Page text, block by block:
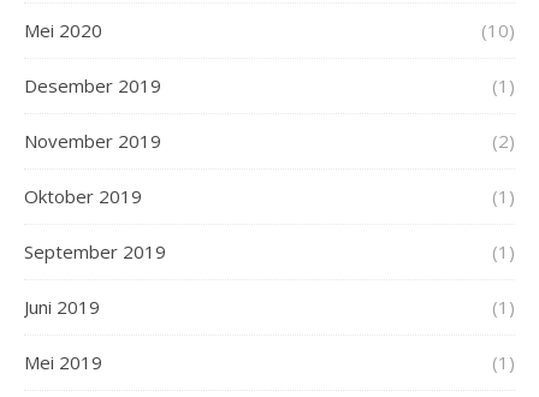
Mei 2020 (10)
Desember 2019 (1)
November 2019 (2)
Oktober 2019 (1)
September 2019 (1)
Juni 2019 (1)
Mei 2019 (1)